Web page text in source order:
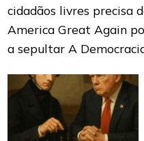
cidadãos livres precisa
America Great Again
a sepultar A